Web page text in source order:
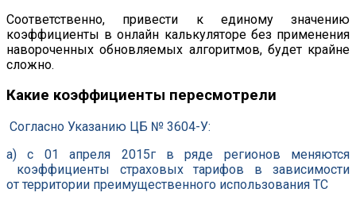
Соответственно, привести к единому значению
коэффициенты в онлайн калькуляторе без применения
навороченных обновляемых алгоритмов, будет крайне
сложно.
Какие коэффициенты пересмотрели
Согласно Указанию ЦБ № 3604-У:
а) с 01 апреля 2015г в ряде регионов меняются
коэффициенты страховых тарифов в зависимости
от территории преимущественного использования ТС